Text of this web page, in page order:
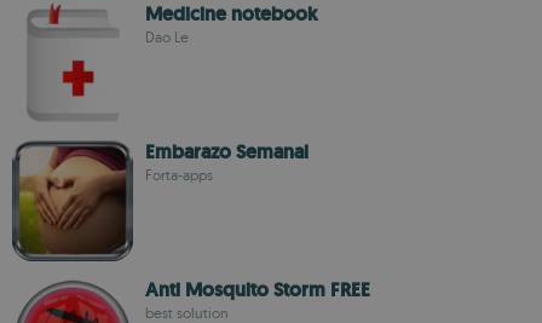
Medicine notebook
Dao Le
Embarazo Semanal
Forta-apps
Anti Mosquito Storm FREE
best solution